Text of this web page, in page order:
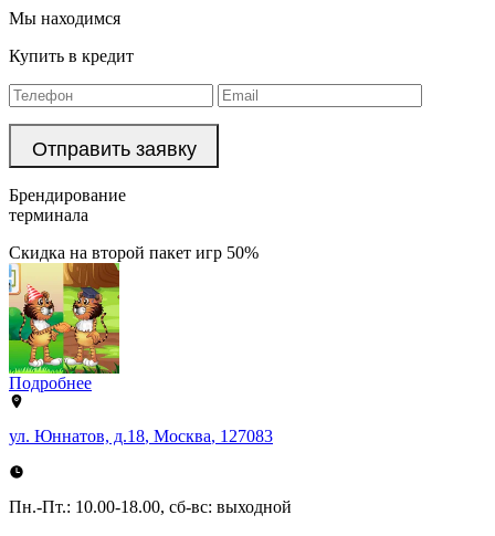
Мы находимся
Купить в кредит
Брендирование
терминала
Скидка на второй пакет игр 50%
Подробнее
ул. Юннатов, д.18, Москва, 127083
Пн.-Пт.: 10.00-18.00, сб-вс: выходной